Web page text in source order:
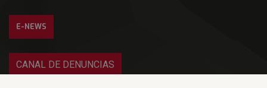
E-NEWS
CANAL DE DENUNCIAS